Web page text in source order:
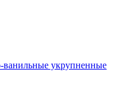
ванильные укрупненные